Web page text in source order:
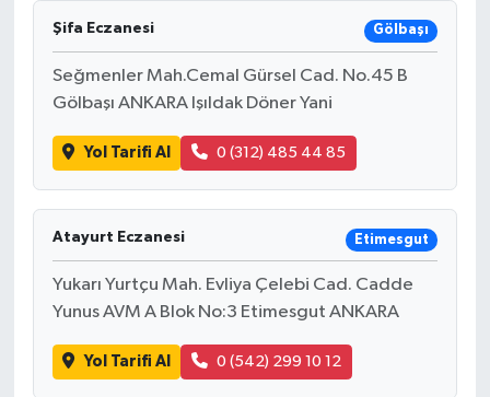
Şifa Eczanesi Gölbaşı
Seğmenler Mah.Cemal Gürsel Cad. No.45 B
Gölbaşı ANKARA Işıldak Döner Yani
Yol Tarifi Al 0 (312) 485 44 85
Atayurt Eczanesi Etimesgut
Yukarı Yurtçu Mah. Evliya Çelebi Cad. Cadde
Yunus AVM A Blok No:3 Etimesgut ANKARA
Yol Tarifi Al 0 (542) 299 10 12